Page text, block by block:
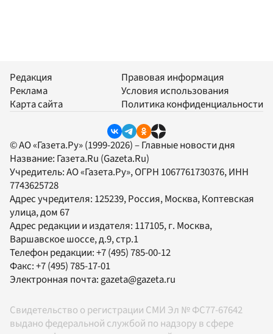
Редакция
Реклама
Карта сайта
Правовая информация
Условия использования
Политика конфиденциальности
© АО «Газета.Ру» (1999-2026) – Главные новости дня
Название: Газета.Ru (Gazeta.Ru)
Учредитель:АО «Газета.Ру», ОГРН 1067761730376, ИНН
7743625728
Адрес учредителя: 125239, Россия, Москва, Коптевская
улица, дом 67
Адрес редакции и издателя: 117105, г. Москва,
Варшавское шоссе, д.9, стр.1
Телефон редакции:+7 (495) 785-00-12
Факс:+7 (495) 785-17-01
Электронная почта: gazeta@gazeta.ru
Свидетельство о регистрации СМИ Эл № ФС77-67642
выдано федеральной службой по надзору в сфере